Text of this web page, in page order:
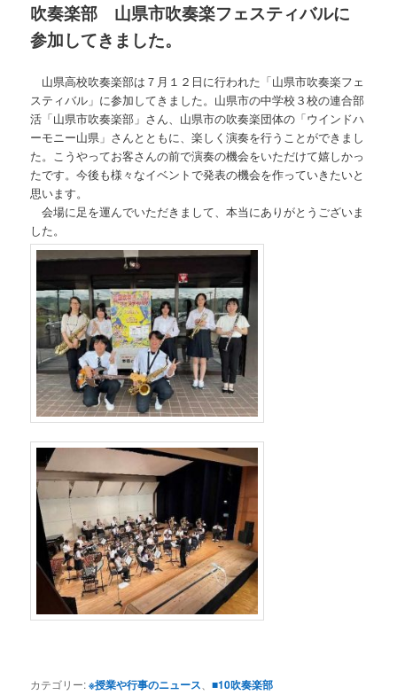
吹奏楽部 山県市吹奏楽フェスティバルに
参加してきました。
山県高校吹奏楽部は７月１２日に行われた「山県市吹奏楽フェ
スティバル」に参加してきました。山県市の中学校３校の連合部
活「山県市吹奏楽部」さん、山県市の吹奏楽団体の「ウインドハ
ーモニー山県」さんとともに、楽しく演奏を行うことができまし
た。こうやってお客さんの前で演奏の機会をいただけて嬉しかっ
たです。今後も様々なイベントで発表の機会を作っていきたいと
思います。
会場に足を運んでいただきまして、本当にありがとうございま
した。
カテゴリー:※授業や行事のニュース 、■10吹奏楽部